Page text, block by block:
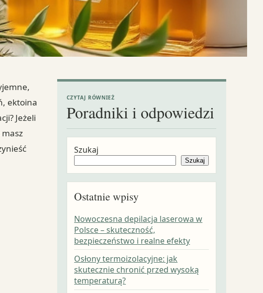
ektoina
Jeżeli
CZYTAJ RÓWNIEŻ
Poradniki i odpowiedzi
Szukaj
Szukaj
Ostatnie wpisy
Nowoczesna depilacja laserowa w
Polsce – skuteczność,
bezpieczeństwo i realne efekty
Osłony termoizolacyjne: jak
skutecznie chronić przed wysoką
temperaturą?